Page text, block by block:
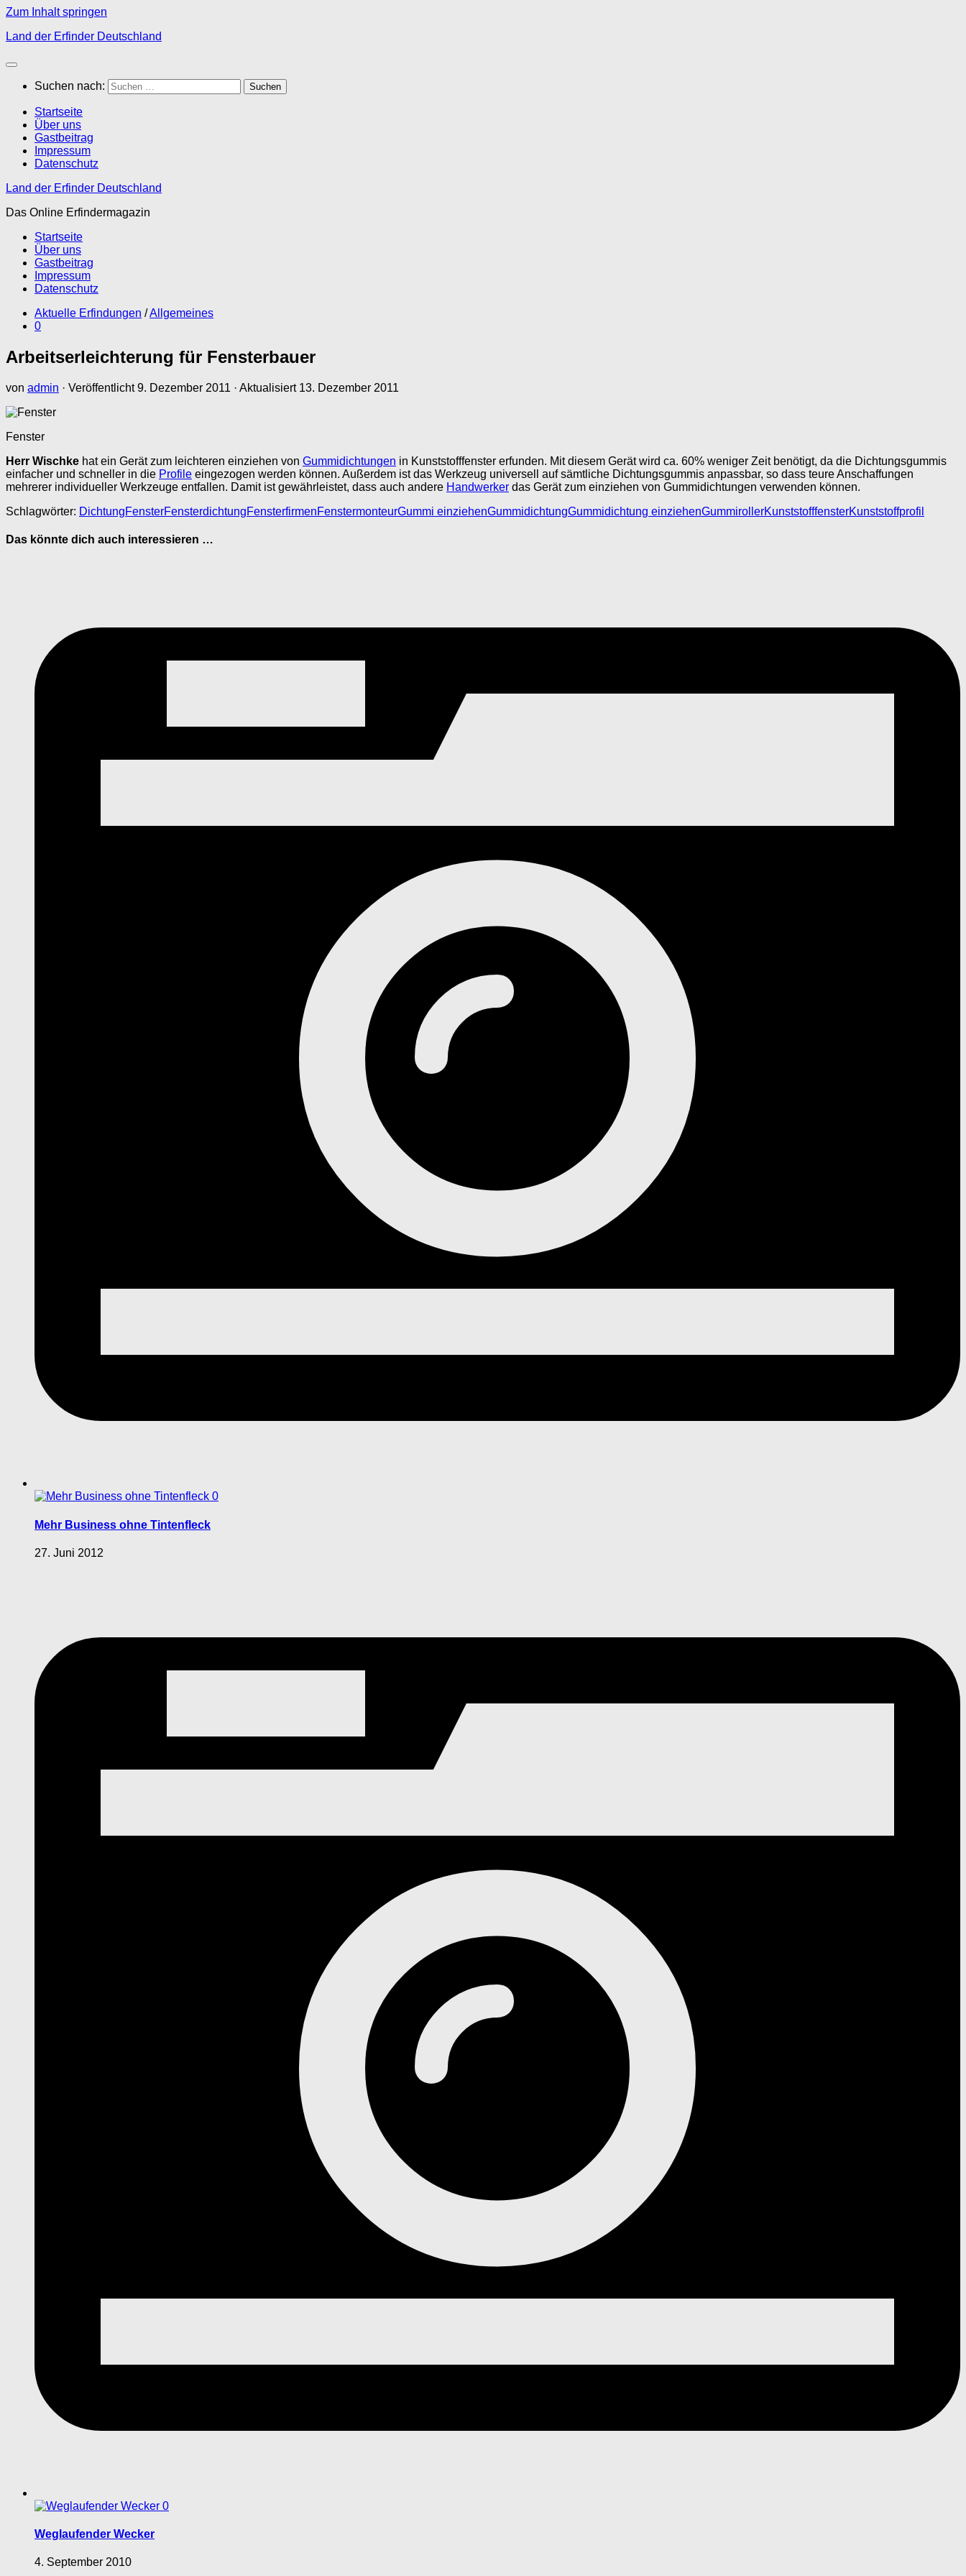
Zum Inhalt springen
Land der Erfinder Deutschland
Suchen nach:
Startseite
Über uns
Gastbeitrag
Impressum
Datenschutz
Land der Erfinder Deutschland
Das Online Erfindermagazin
Startseite
Über uns
Gastbeitrag
Impressum
Datenschutz
Aktuelle Erfindungen /Allgemeines
0
Arbeitserleichterung für Fensterbauer
von admin · Veröffentlicht9. Dezember 2011 · Aktualisiert 13. Dezember 2011
Fenster
Herr Wischke hat ein Gerät zum leichteren einziehen von Gummidichtungen in Kunststofffenster erfunden. Mit diesem Gerät wird ca. 60% weniger Zeit benötigt, da die Dichtungsgummis
einfacher und schneller in die Profile eingezogen werden können. Außerdem ist das Werkzeug universell auf sämtliche Dichtungsgummis anpassbar, so dass teure Anschaffungen
mehrerer individueller Werkzeuge entfallen. Damit ist gewährleistet, dass auch andere Handwerker das Gerät zum einziehen von Gummidichtungen verwenden können.
Schlagwörter: DichtungFensterFensterdichtungFensterfirmenFenstermonteurGummi einziehenGummidichtungGummidichtung einziehenGummirollerKunststofffensterKunststoffprofil
Das könnte dich auch interessieren …
0
Mehr Business ohne Tintenfleck
27. Juni 2012
0
Weglaufender Wecker
4. September 2010